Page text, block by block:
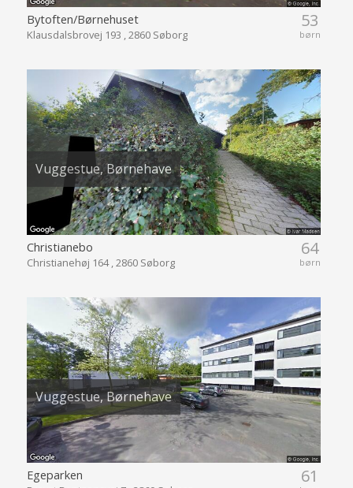
53
børn
Bytoften/Børnehuset
Klausdalsbrovej 193 , 2860 Søborg
Vuggestue, Børnehave
64
børn
Christianebo
Christianehøj 164 , 2860 Søborg
Vuggestue, Børnehave
61
Egeparken